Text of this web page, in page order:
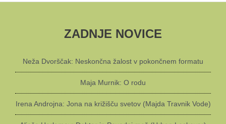
ZADNJE NOVICE
Neža Dvorščak: Neskončna žalost v pokončnem formatu
Maja Murnik: O rodu
Irena Androjna: Jona na križišču svetov (Majda Travnik Vode)